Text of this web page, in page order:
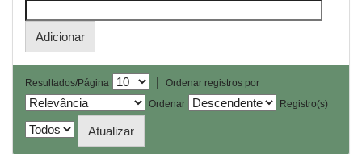
Resultados/Página |
Ordenar registros por
Ordenar
Registro(s)